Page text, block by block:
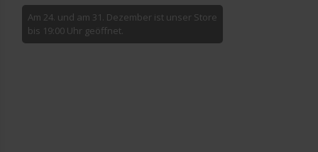
Am 24. und am 31. Dezember ist unser Store
bis 19:00 Uhr geöffnet.